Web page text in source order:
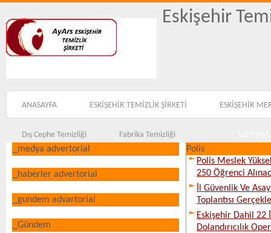
Eskişehir
ANASAYFA ESKİŞEHİR TEMİZLİK ŞİRKETİ ESKİŞEHİR
Dış Cephe Temizliği Fabrika Temizliği
_medya advertorial
_haberler advertorial
_gundem advartorial
_Gündem
Polis
Polis Meslek
250 Öğrenci
İl Güvenlik Ve
Toplantısı
Eskişehir Dahil
Dolandırıcılık